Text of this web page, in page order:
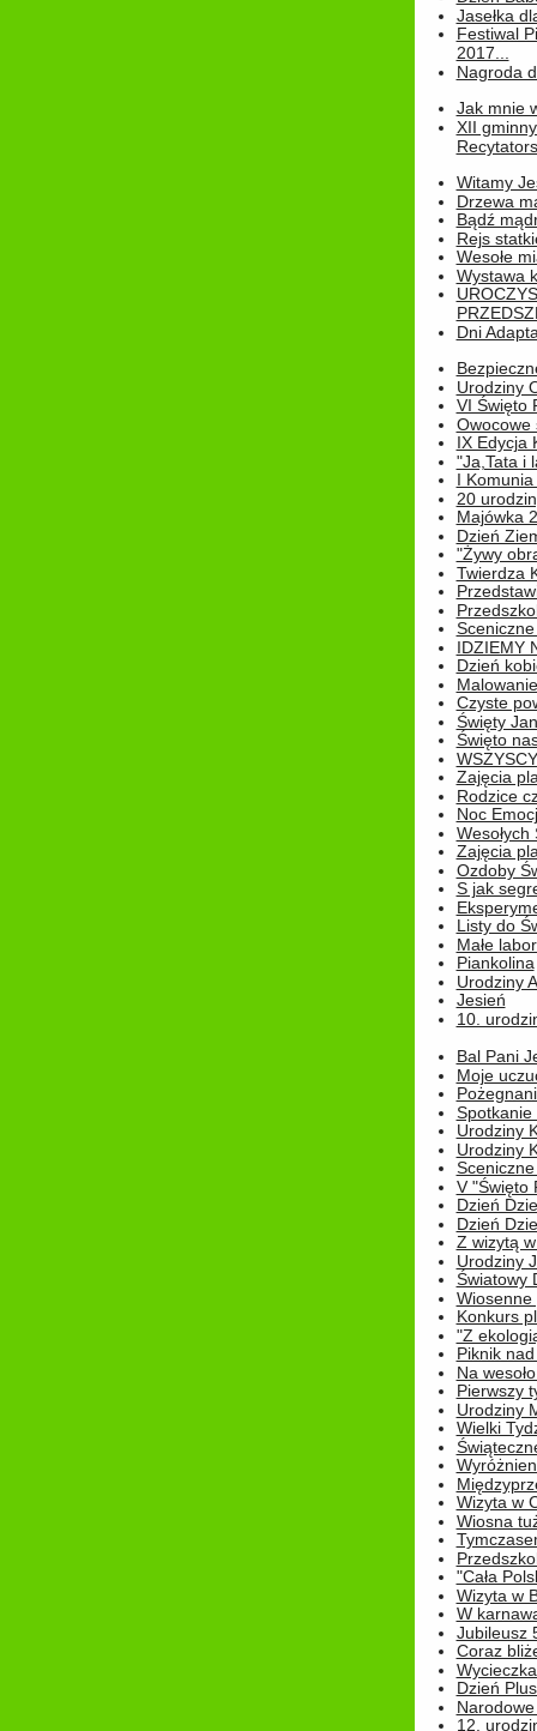
Jasełka
Festiwal
2017...
Nagroda
Jak mnie
XII
Witamy
Drzewa
Bądź
Rejs
Wesołe
Wystawa
Dni
Urodziny
VI Święto
Owocowe
IX Edycja
"Ja,Tata i
I
20
Majówka
Dzień
"Żywy
Twierdza
IDZIEMY
Dzień
Czyste
Święty
Święto
Zajęcia
Rodzice
Noc
Wesołych
Zajęcia
Ozdoby
S jak
Listy do
Małe
Piankolina
Urodziny
Jesień
10.
Bal Pani
Moje
Spotkanie
Urodziny
Urodziny
V "Święto
Dzień
Dzień
Z wizytą
Urodziny
Światowy
Wiosenne
Konkurs
"Z
Piknik
Na
Pierwszy
Urodziny
Wielki
Wizyta w
Wiosna
"Cała
Wizyta w
W
Jubileusz
Coraz
Dzień
12.